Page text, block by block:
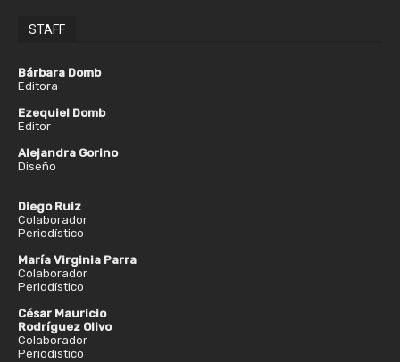
STAFF
Bárbara Domb
Editora
Ezequiel Domb
Editor
Alejandra Gorino
Diseño
Diego Ruiz
Colaborador
Periodístico
María Virginia Parra
Colaborador
Periodístico
César Mauricio
Rodríguez Olivo
Colaborador
Periodístico